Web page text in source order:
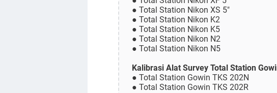
● Total Station Nikon XS 5"
● Total Station Nikon K2
● Total Station Nikon K5
● Total Station Nikon N2
● Total Station Nikon N5
Kalibrasi Alat Survey Total Station
● Total Station Gowin TKS 202N
● Total Station Gowin TKS 202R